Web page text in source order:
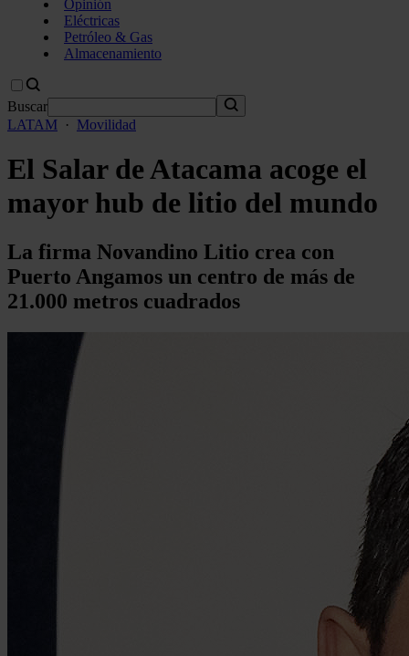
Opinión
Eléctricas
Petróleo & Gas
Almacenamiento
Buscar
LATAM · Movilidad
El Salar de Atacama acoge el
mayor hub de litio del mundo
La firma Novandino Litio crea con
Puerto Angamos un centro de más de
21.000 metros cuadrados